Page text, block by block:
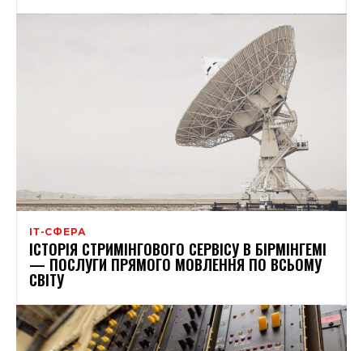
ІТ-СФЕРА
ІСТОРІЯ СТРИМІНГОВОГО СЕРВІСУ В БІРМІНГЕМІ
— ПОСЛУГИ ПРЯМОГО МОВЛЕННЯ ПО ВСЬОМУ
СВІТУ